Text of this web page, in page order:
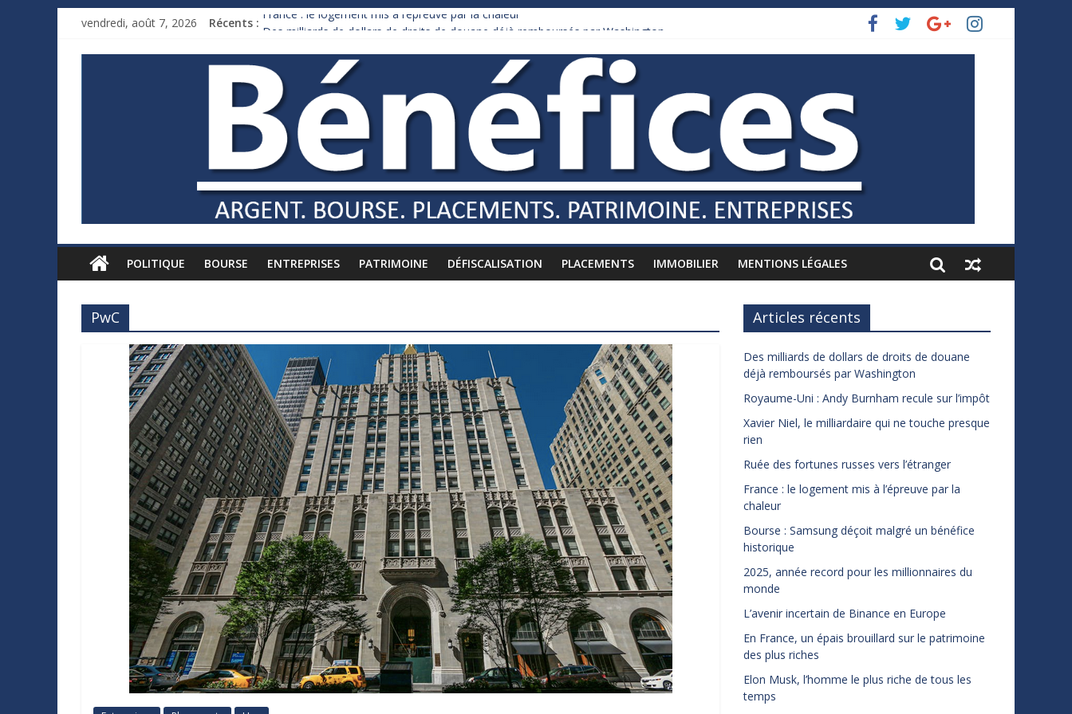
vendredi, août 7, 2026 Récents : France : le logement mis à l’épreuve par la chaleur
Royaume-Uni : Andy Burnham recule sur l’impôt
Xavier Niel, le milliardaire qui ne touche presque rien
Ruée des fortunes russes vers l’étranger
POLITIQUE BOURSE ENTREPRISES PATRIMOINE DÉFISCALISATION PLACEMENTS IMMOBILIER MENTIONS LÉGALES
PwC Articles récents
Des milliards de dollars de droits de douane
déjà remboursés par Washington
Royaume-Uni : Andy Burnham recule sur l’impôt
Xavier Niel, le milliardaire qui ne touche presque
rien
Ruée des fortunes russes vers l’étranger
France : le logement mis à l’épreuve par la
chaleur
Bourse : Samsung déçoit malgré un bénéfice
historique
2025, année record pour les millionnaires du
monde
L’avenir incertain de Binance en Europe
En France, un épais brouillard sur le patrimoine
des plus riches
Elon Musk, l’homme le plus riche de tous les
temps